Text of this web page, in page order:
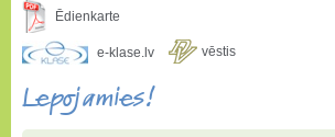
Ēdienkarte
e-klase.lv vēstis
Lepojamies!